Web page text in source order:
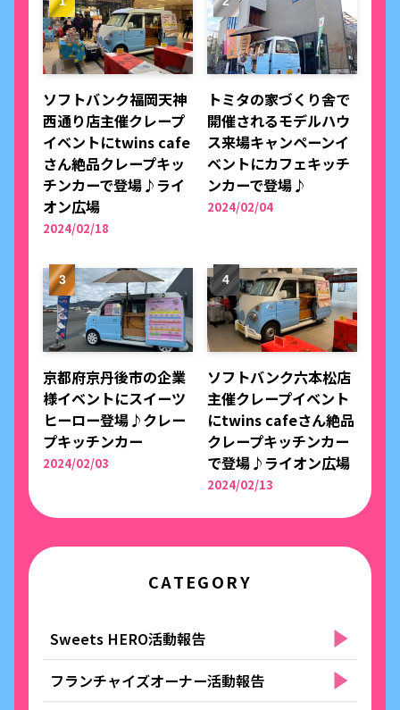
ソフトバンク福岡天神
西通り店主催クレープ
イベントにtwins cafe
さん絶品クレープキッ
チンカーで登場♪ライ
オン広場
2024/02/18
トミタの家づくり舎で
開催されるモデルハウ
ス来場キャンペーンイ
ベントにカフェキッチ
ンカーで登場♪
2024/02/04
京都府京丹後市の企業
様イベントにスイーツ
ヒーロー登場♪クレー
プキッチンカー
2024/02/03
ソフトバンク六本松店
主催クレープイベント
にtwins cafeさん絶品
クレープキッチンカー
で登場♪ライオン広場
2024/02/13
CATEGORY
Sweets HERO活動報告
フランチャイズオーナー活動報告